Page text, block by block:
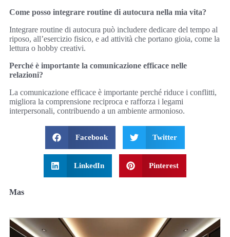
Come posso integrare routine di autocura nella mia vita?
Integrare routine di autocura può includere dedicare del tempo al
riposo, all’esercizio fisico, e ad attività che portano gioia, come la
lettura o hobby creativi.
Perché è importante la comunicazione efficace nelle
relazioni?
La comunicazione efficace è importante perché riduce i conflitti,
migliora la comprensione reciproca e rafforza i legami
interpersonali, contribuendo a un ambiente armonioso.
Facebook Twitter
LinkedIn Pinterest
Mas